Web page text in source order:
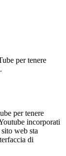
per tenere
per tenere
incorporati
web sta
di